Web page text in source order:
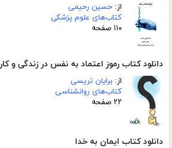
از: حسین رحیمی
کتاب‌های علوم پزشکی
۱۱۰ صفحه
دانلود کتاب رموز اعتماد به نفس در زندگی و کار
از: برایان تریسی
کتاب‌های روانشناسی
۲۲ صفحه
دانلود کتاب ایمان به خدا